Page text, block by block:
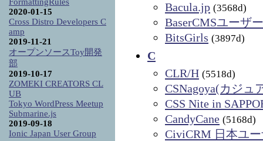
Bacula.jp (3568d)
BaserCMSユーザ
BitsGirls (3897d)
C
CLR/H (5518d)
CSNagoya(カジュ
CSS Nite in
CandyCane (5168d)
CiviCRM 日本ユ
2020-01-15
Cross Distro Developers C
amp
2019-11-21
オープンソースToy開発
部
2019-10-17
ZOMEKI CREATORS CL
UB
Tokyo WordPress Meetup
Submarine.js
2019-09-18
Ionic Japan User Group